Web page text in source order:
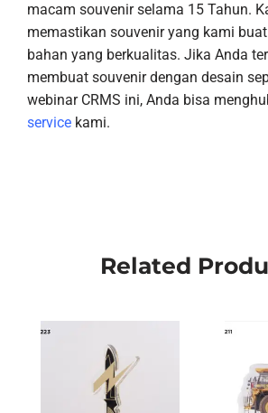
macam souvenir selama 15 Tahun.
memastikan souvenir yang kami
bahan yang berkualitas. Jika Anda
membuat souvenir dengan desain
webinar CRMS ini, Anda bisa
service kami.
Related